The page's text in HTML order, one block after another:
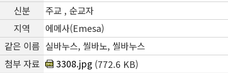
신분
주교 , 순교자
지역
에메사(Emesa)
같은 이름 실바누스, 씰바노, 씰바누스
첨부 자료
3308.jpg (772.6 KB)